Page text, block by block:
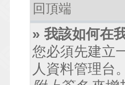
回頂端
» 我該如何在
您必須先建立
人資料管理台